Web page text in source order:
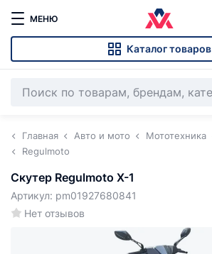
МЕНЮ
Каталог товаров
Главная Авто и мото Мототехника
Regulmoto
Скутер Regulmoto X-1
Нет отзывов
Артикул: pm01927680841